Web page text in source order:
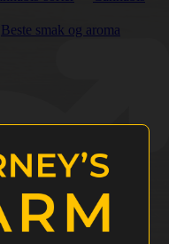
Beste smak og aroma